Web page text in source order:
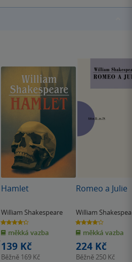
Hamlet
William Shakespeare
4.3
z
5
hvězdiček
měkká vazba
139 Kč
Běžně 169 Kč
Romeo a Julie
William
4.1
z
5
hvězdiček
měkká vazba
224 Kč
Běžně 250 Kč